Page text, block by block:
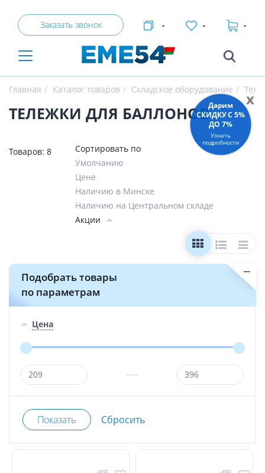
Заказать звонок - - -
Главная Каталог товаров Складское оборудование
ТЕЛЕЖКИ ДЛЯ БАЛЛОНОВ
Товаров: 8
Сортировать по
Умолчанию
Цене
Наличию в Минске
Наличию на Центральном складе
Акции
Подобрать товары
по параметрам
Цена
x
Дарим
СКИДКУ C 5%
ДО 7%
Узнать
подробности